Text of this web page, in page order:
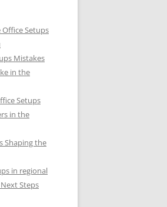
Setups
Mistakes
in the
Setups
in the
Shaping the
in regional
Steps